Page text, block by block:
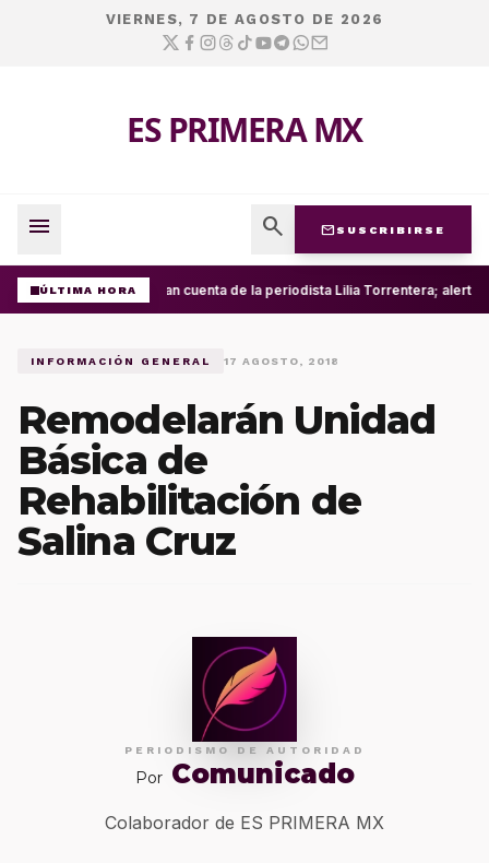
VIERNES, 7 DE AGOSTO DE 2026
ES PRIMERA MX
menu search mail SUSCRIBIRSE
ÚLTIMA HORARoban cuenta de la periodista Lilia Torrentera; alerta
INFORMACIÓN GENERAL 17 AGOSTO, 2018
Remodelarán Unidad
Básica de
Rehabilitación de
Salina Cruz
PERIODISMO DE AUTORIDAD
Por Comunicado
Colaborador de ES PRIMERA MX